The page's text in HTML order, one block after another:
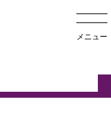
メニュー